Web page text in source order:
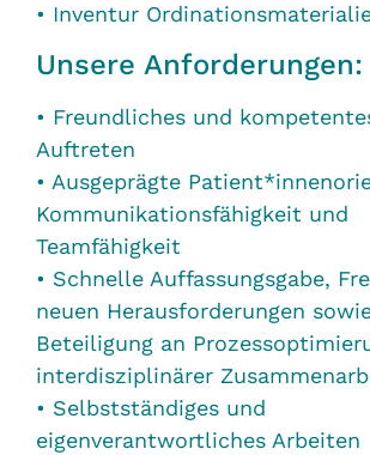
• Inventur
Unsere Anforderungen:
• Freundliches und
Auftreten
• Ausgeprägte
Kommunikationsfähigkeit und
Teamfähigkeit
• Schnelle Auffassungsgabe,
neuen Herausforderungen
Beteiligung an
interdisziplinärer
• Selbstständiges und
eigenverantwortliches Arbeiten